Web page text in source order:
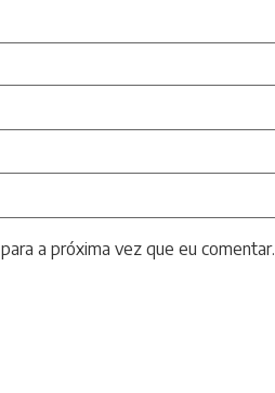
a próxima vez que eu comentar.